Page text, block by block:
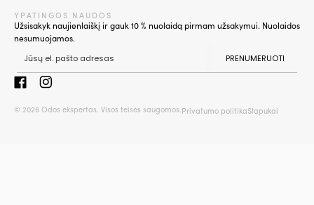
YPATINGOS NAUDOS
Užsisakyk naujienlaiškį ir gauk 10 % nuolaidą pirmam užsakymui. Nuolaidos
nesumuojamos.
PRENUMERUOTI
© 2026 Odos ekspertas. Visos teisės saugomos. Privatumo politikaSlapukai